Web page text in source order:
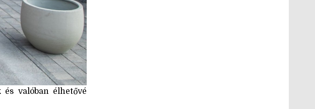
valóban élhetővé